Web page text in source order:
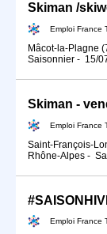
Skiman /
Emploi France
Mâcot-la-Plagne
Saisonnier - 15/
Skiman -
Emploi France
Saint-François-
Rhône-Alpes -
Emploi France